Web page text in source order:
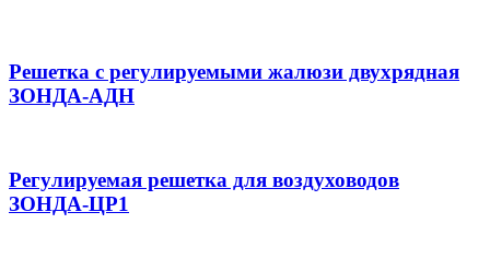
Решетка с регулируемыми жалюзи двухрядная
ЗОНДА-АДН
Регулируемая решетка для воздуховодов
ЗОНДА-ЦР1